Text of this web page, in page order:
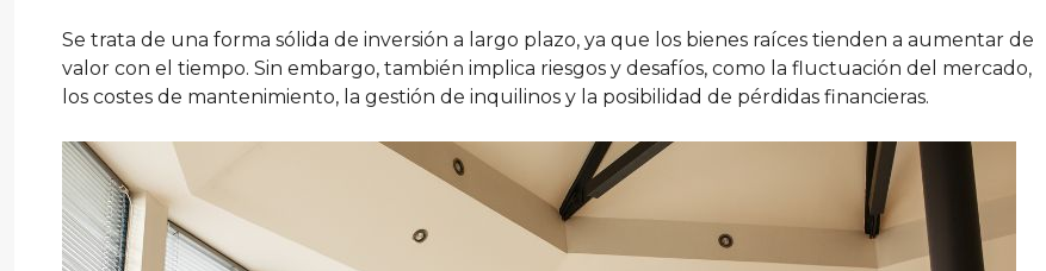
Se trata de una forma sólida de inversión a largo plazo, ya que los bienes raíces tienden a aumentar de
valor con el tiempo. Sin embargo, también implica riesgos y desafíos, como la fluctuación del mercado,
los costes de mantenimiento, la gestión de inquilinos y la posibilidad de pérdidas financieras.